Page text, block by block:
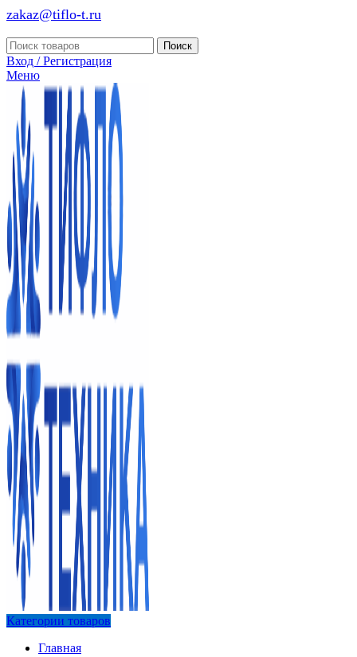
zakaz@tiflo-t.ru
Поиск
Вход / Регистрация
Меню
Категории товаров
Главная